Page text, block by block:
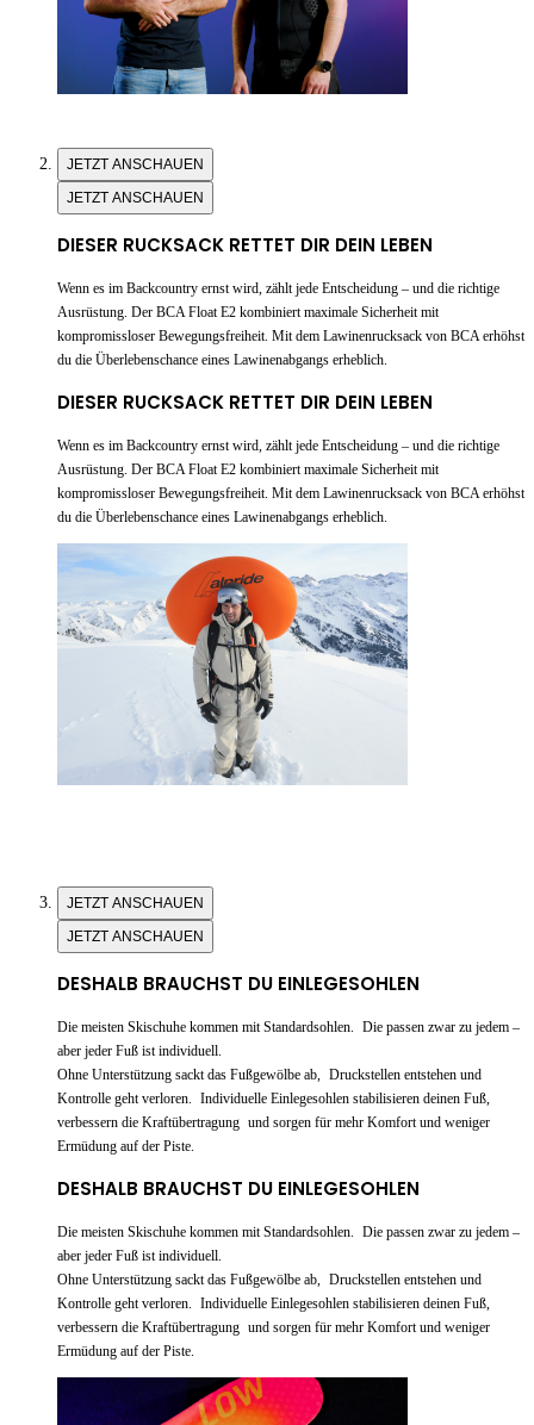
JETZT ANSCHAUEN
JETZT ANSCHAUEN
DIESER RUCKSACK RETTET DIR DEIN LEBEN
Wenn es im Backcountry ernst wird, zählt jede Entscheidung – und die richtige
Ausrüstung. Der BCA Float E2 kombiniert maximale Sicherheit mit
kompromissloser Bewegungsfreiheit. Mit dem Lawinenrucksack von BCA erhöhst
du die Überlebenschance eines Lawinenabgangs erheblich.
DIESER RUCKSACK RETTET DIR DEIN LEBEN
Wenn es im Backcountry ernst wird, zählt jede Entscheidung – und die richtige
Ausrüstung. Der BCA Float E2 kombiniert maximale Sicherheit mit
kompromissloser Bewegungsfreiheit. Mit dem Lawinenrucksack von BCA erhöhst
du die Überlebenschance eines Lawinenabgangs erheblich.
JETZT ANSCHAUEN
JETZT ANSCHAUEN
DESHALB BRAUCHST DU EINLEGESOHLEN
Die meisten Skischuhe kommen mit Standardsohlen. Die passen zwar zu jedem –
aber jeder Fuß ist individuell.
Ohne Unterstützung sackt das Fußgewölbe ab, Druckstellen entstehen und
Kontrolle geht verloren. Individuelle Einlegesohlen stabilisieren deinen Fuß,
verbessern die Kraftübertragung und sorgen für mehr Komfort und weniger
Ermüdung auf der Piste.
DESHALB BRAUCHST DU EINLEGESOHLEN
Die meisten Skischuhe kommen mit Standardsohlen. Die passen zwar zu jedem –
aber jeder Fuß ist individuell.
Ohne Unterstützung sackt das Fußgewölbe ab, Druckstellen entstehen und
Kontrolle geht verloren. Individuelle Einlegesohlen stabilisieren deinen Fuß,
verbessern die Kraftübertragung und sorgen für mehr Komfort und weniger
Ermüdung auf der Piste.